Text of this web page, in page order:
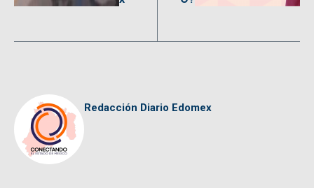
Redacción Diario Edomex